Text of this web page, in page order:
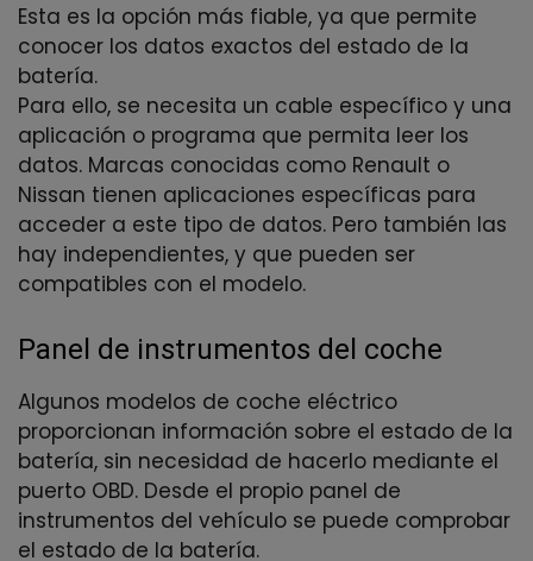
Esta es la opción más fiable, ya que permite
conocer los datos exactos del estado de la
batería.
Para ello, se necesita un cable específico y una
aplicación o programa que permita leer los
datos. Marcas conocidas como Renault o
Nissan tienen aplicaciones específicas para
acceder a este tipo de datos. Pero también las
hay independientes, y que pueden ser
compatibles con el modelo.
Panel de instrumentos del coche
Algunos modelos de coche eléctrico
proporcionan información sobre el estado de la
batería, sin necesidad de hacerlo mediante el
puerto OBD. Desde el propio panel de
instrumentos del vehículo se puede comprobar
el estado de la batería.